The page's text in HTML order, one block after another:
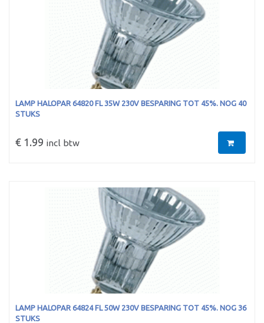
LAMP HALOPAR 64820 FL 35W 230V BESPARING TOT 45%. NOG 40
STUKS
€ 1.99 incl btw
LAMP HALOPAR 64824 FL 50W 230V BESPARING TOT 45%. NOG 36
STUKS